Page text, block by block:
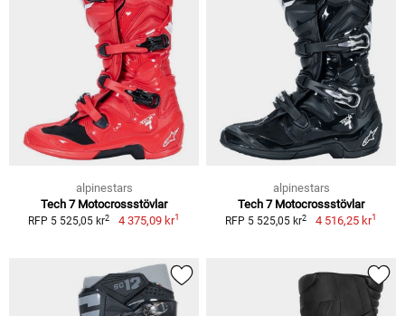
alpinestars
Tech 7 Motocrossstövlar
RFP 5 525,05 kr2 4 375,09 kr1
alpinestars
Tech 7 Motocrossstövlar
RFP 5 525,05 kr2 4 516,25 kr1